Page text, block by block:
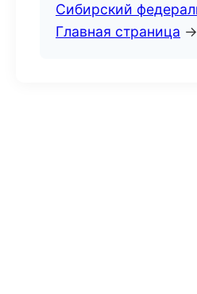
Сибирский
Главная страница →